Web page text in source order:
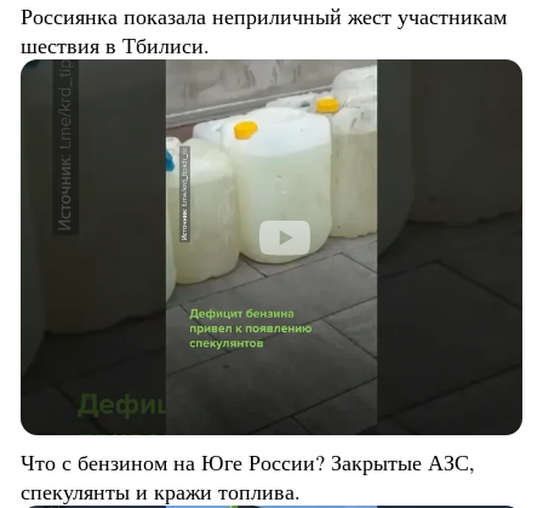
Россиянка показала неприличный жест участникам
шествия в Тбилиси.
Что с бензином на Юге России? Закрытые АЗС,
спекулянты и кражи топлива.